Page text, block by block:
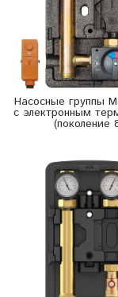
Насосные группы
с электронным
(поколение